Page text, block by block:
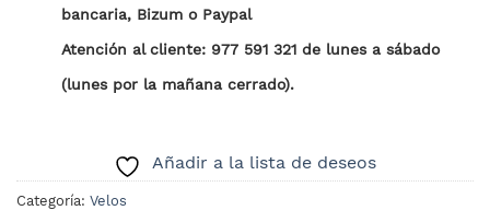
bancaria, Bizum o Paypal
Atención al cliente: 977 591 321 de lunes a sábado
(lunes por la mañana cerrado).
Añadir a la lista de deseos
Categoría: Velos